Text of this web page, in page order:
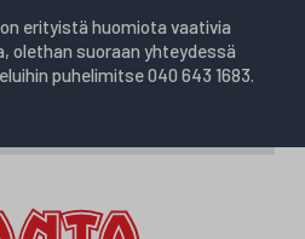
erityistä huomiota vaativia
olethan suoraan yhteydessä
puhelimitse 040 643 1683.